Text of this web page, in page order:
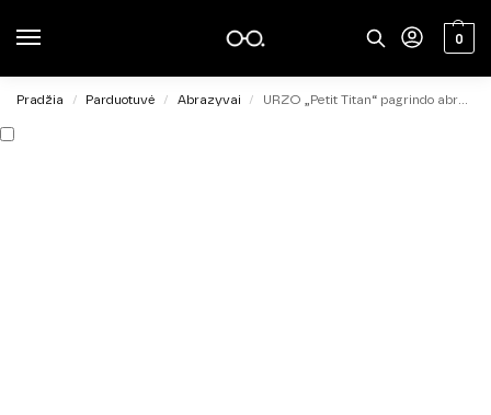
0
Pradžia / Parduotuvė / Abrazyvai / URZO „Petit Titan“ pagrindo abrazyvas SEMI SOFT 220 grit